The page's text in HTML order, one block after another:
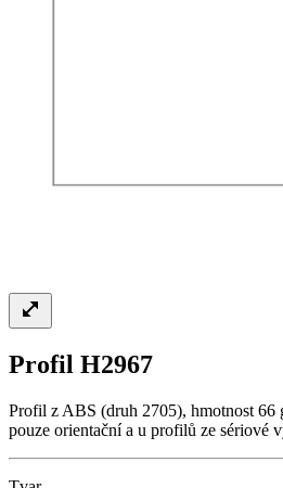
Profil H2967
Profil z ABS (druh 2705), hmotnost 66
pouze orientační a u profilů ze sériové